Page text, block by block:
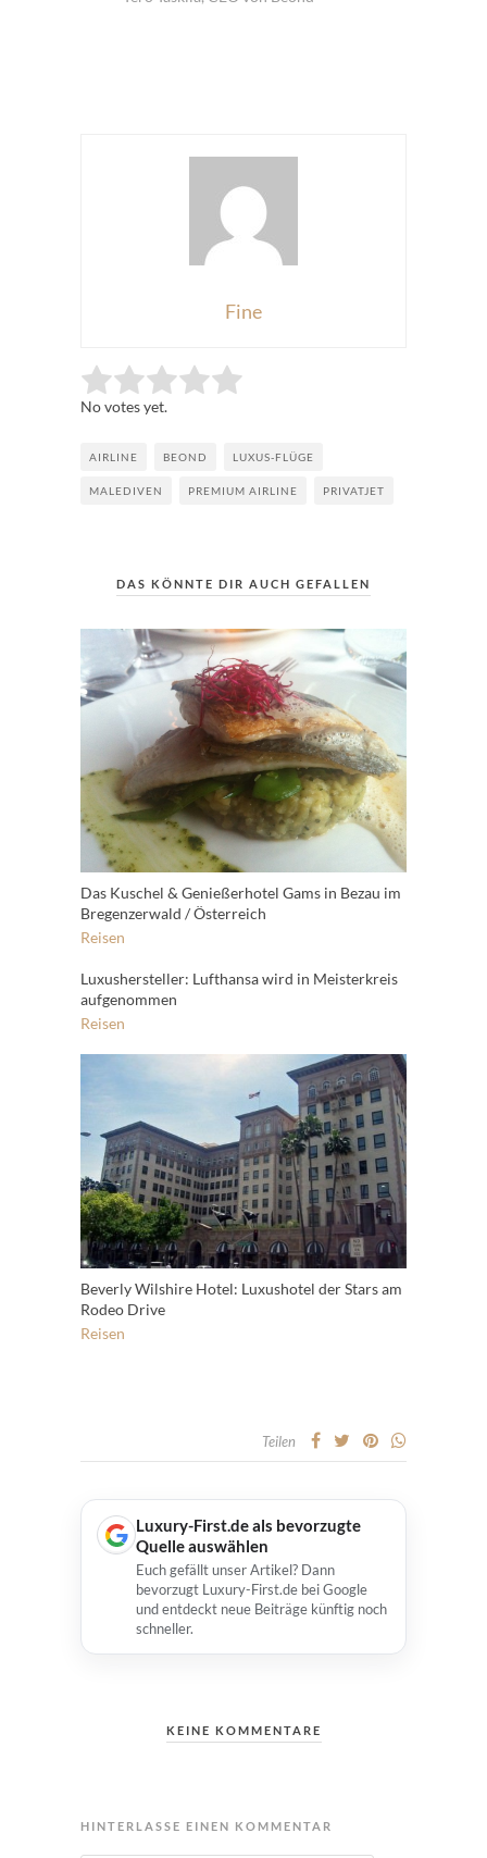
Fine
Rate this item: Submit Rating
No votes yet.
AIRLINE BEOND LUXUS-FLÜGE
MALEDIVEN PREMIUM AIRLINE PRIVATJET
DAS KÖNNTE DIR AUCH GEFALLEN
Das Kuschel & Genießerhotel Gams in Bezau im
Bregenzerwald / Österreich
Reisen
Luxushersteller: Lufthansa wird in Meisterkreis
aufgenommen
Reisen
Beverly Wilshire Hotel: Luxushotel der Stars am
Rodeo Drive
Reisen
Teilen
Luxury-First.de als bevorzugte
Quelle auswählen
Euch gefällt unser Artikel? Dann
bevorzugt Luxury-First.de bei Google
und entdeckt neue Beiträge künftig noch
schneller.
KEINE KOMMENTARE
HINTERLASSE EINEN KOMMENTAR